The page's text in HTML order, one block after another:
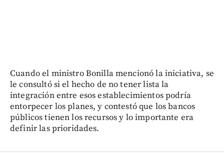
Cuando el ministro Bonilla mencionó la iniciativa, se
le consultó si el hecho de no tener lista la
integración entre esos establecimientos podría
entorpecer los planes, y contestó que los bancos
públicos tienen los recursos y lo importante era
definir las prioridades.